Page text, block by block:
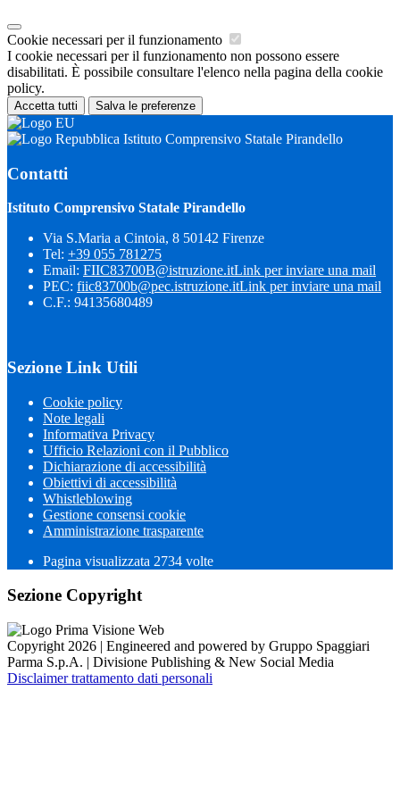
Cookie necessari per il funzionamento
I cookie necessari per il funzionamento non possono essere
disabilitati. È possibile consultare l'elenco nella pagina della cookie
policy.
Accetta tutti Salva le preferenze
Istituto Comprensivo Statale Pirandello
Contatti
Istituto Comprensivo Statale Pirandello
Via S.Maria a Cintoia, 8 50142 Firenze
Tel: +39 055 781275
Email: FIIC83700B@istruzione.itLink per inviare una mail
PEC: fiic83700b@pec.istruzione.itLink per inviare una mail
C.F.: 94135680489
Sezione Link Utili
Cookie policy
Note legali
Informativa Privacy
Ufficio Relazioni con il Pubblico
Dichiarazione di accessibilità
Obiettivi di accessibilità
Whistleblowing
Gestione consensi cookie
Amministrazione trasparente
Pagina visualizzata 2734 volte
Sezione Copyright
Copyright 2026 | Engineered and powered by Gruppo Spaggiari
Parma S.p.A. | Divisione Publishing & New Social Media
Disclaimer trattamento dati personali